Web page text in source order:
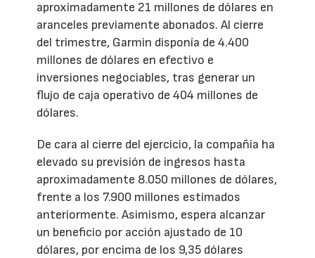
aproximadamente 21 millones de dólares en
aranceles previamente abonados. Al cierre
del trimestre, Garmin disponía de 4.400
millones de dólares en efectivo e
inversiones negociables, tras generar un
flujo de caja operativo de 404 millones de
dólares.
De cara al cierre del ejercicio, la compañía ha
elevado su previsión de ingresos hasta
aproximadamente 8.050 millones de dólares,
frente a los 7.900 millones estimados
anteriormente. Asimismo, espera alcanzar
un beneficio por acción ajustado de 10
dólares, por encima de los 9,35 dólares